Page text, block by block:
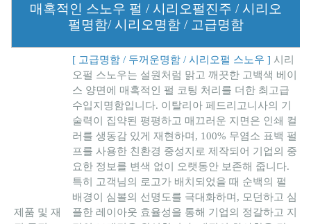
매혹적인 스노우 펄 / 시리오펄진주 / 시리오
펄명함/ 시리오명함 / 고급명함
제품 및 재
[ 고급명함 / 두꺼운명함 / 시리오펄 스노우 ] 시리
오펄 스노우는 설원처럼 맑고 깨끗한 고백색 베이
스 양면에 매혹적인 펄 코팅 처리를 더한 최고급
수입지명함입니다. 이탈리아 페드리고니사의 기
술력이 집약된 평평하고 매끄러운 지면은 인쇄 컬
러를 생동감 있게 재현하며, 100% 무염소 표백 펄
프를 사용한 친환경 중성지로 제작되어 기업의 중
요한 정보를 변색 없이 오랫동안 보존해 줍니다.
특히 고객님의 로고가 배치되었을 때 순백의 펄
배경이 심볼의 선명도를 극대화하며, 모던하고 심
플한 레이아웃 효율성을 통해 기업의 정갈하고 지